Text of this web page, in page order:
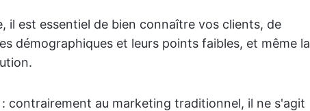
il est essentiel de bien connaître vos clients, de
démographiques et leurs points faibles, et même la
contrairement au marketing traditionnel, il ne s'agit